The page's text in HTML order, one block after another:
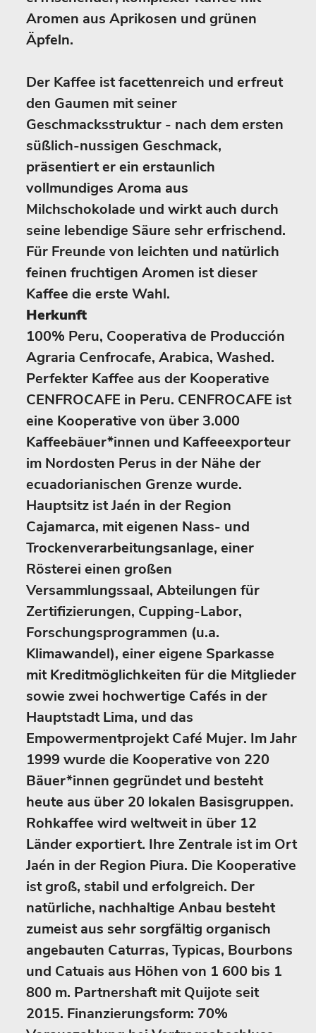
Aromen aus Aprikosen und grünen
Äpfeln.
Der Kaffee ist facettenreich und erfreut
den Gaumen mit seiner
Geschmacksstruktur - nach dem ersten
süßlich-nussigen Geschmack,
präsentiert er ein erstaunlich
vollmundiges Aroma aus
Milchschokolade und wirkt auch durch
seine lebendige Säure sehr erfrischend.
Für Freunde von leichten und natürlich
feinen fruchtigen Aromen ist dieser
Kaffee die erste Wahl.
Herkunft
100% Peru, Cooperativa de Producción
Agraria Cenfrocafe, Arabica, Washed.
Perfekter Kaffee aus der Kooperative
CENFROCAFE in Peru. CENFROCAFE ist
eine Kooperative von über 3.000
Kaffeebäuer*innen und Kaffeeexporteur
im Nordosten Perus in der Nähe der
ecuadorianischen Grenze wurde.
Hauptsitz ist Jaén in der Region
Cajamarca, mit eigenen Nass- und
Trockenverarbeitungsanlage, einer
Rösterei einen großen
Versammlungssaal, Abteilungen für
Zertifizierungen, Cupping-Labor,
Forschungsprogrammen (u.a.
Klimawandel), einer eigene Sparkasse
mit Kreditmöglichkeiten für die Mitglieder
sowie zwei hochwertige Cafés in der
Hauptstadt Lima, und das
Empowermentprojekt Café Mujer. Im Jahr
1999 wurde die Kooperative von 220
Bäuer*innen gegründet und besteht
heute aus über 20 lokalen Basisgruppen.
Rohkaffee wird weltweit in über 12
Länder exportiert. Ihre Zentrale ist im Ort
Jaén in der Region Piura. Die Kooperative
ist groß, stabil und erfolgreich. Der
natürliche, nachhaltige Anbau besteht
zumeist aus sehr sorgfältig organisch
angebauten Caturras, Typicas, Bourbons
und Catuais aus Höhen von 1 600 bis 1
800 m. Partnershaft mit Quijote seit
2015. Finanzierungsform: 70%